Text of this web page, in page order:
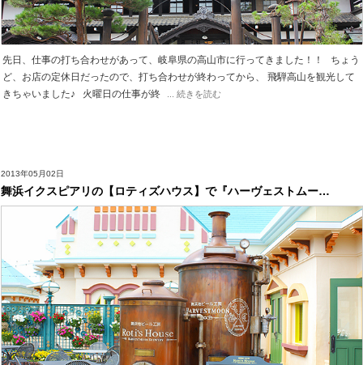
先日、仕事の打ち合わせがあって、岐阜県の高山市に行ってきました！！ ちょう
ど、お店の定休日だったので、打ち合わせが終わってから、 飛騨高山を観光して
きちゃいました♪ 火曜日の仕事が終
... 続きを読む
2013年05月02日
舞浜イクスピアリの【ロティズハウス】で『ハーヴェストムー…